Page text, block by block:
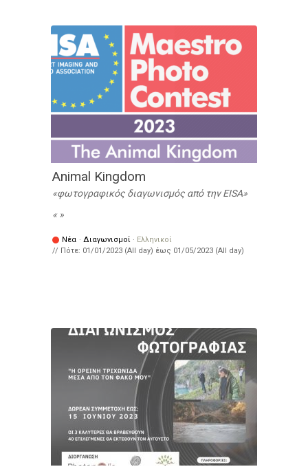
Animal Kingdom
φωτογραφικός διαγωνισμός από την ΕISA
Νέα · Διαγωνισμοί · Ελληνικοί
// Πότε: 01/01/2023 (All day) έως 01/05/2023 (All day)